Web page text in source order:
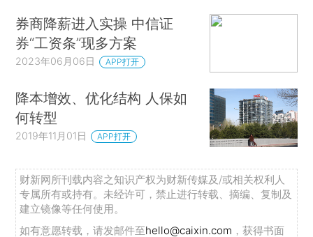
券商降薪进入实操 中信证
券“工资条”现多方案
2023年06月06日 APP打开
降本增效、优化结构 人保如
何转型
2019年11月01日 APP打开
财新网所刊载内容之知识产权为财新传媒及/或相关权利人
专属所有或持有。未经许可，禁止进行转载、摘编、复制及
建立镜像等任何使用。
如有意愿转载，请发邮件至hello@caixin.com ，获得书面